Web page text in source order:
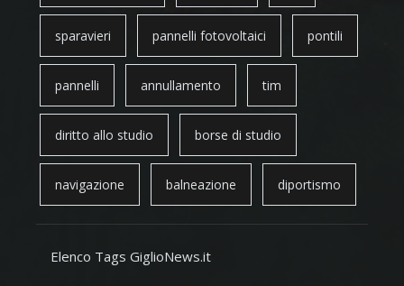
sparavieri pannelli fotovoltaici pontili
pannelli annullamento tim
diritto allo studio borse di studio
navigazione balneazione diportismo
Elenco Tags GiglioNews.it